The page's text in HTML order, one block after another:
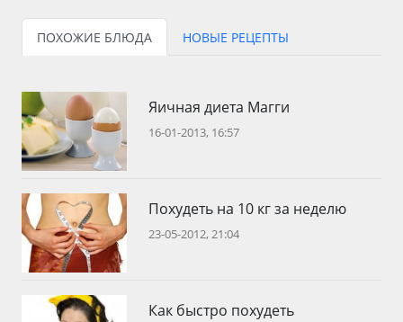
ПОХОЖИЕ БЛЮДА НОВЫЕ РЕЦЕПТЫ
Яичная диета Магги
16-01-2013, 16:57
Похудеть на 10 кг за неделю
23-05-2012, 21:04
Кaк быстро похудеть